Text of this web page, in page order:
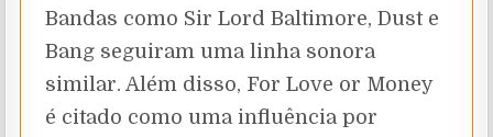
Bandas como Sir Lord Baltimore, Dust e
Bang seguiram uma linha sonora
similar. Além disso, For Love or Money
é citado como uma influência por